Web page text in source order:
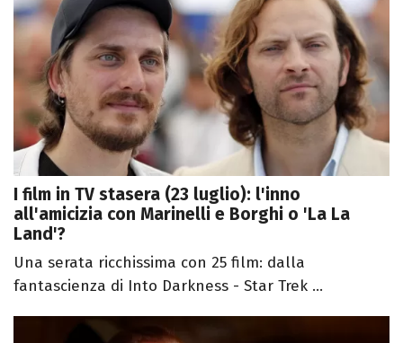
I film in TV stasera (23 luglio): l'inno
all'amicizia con Marinelli e Borghi o 'La La
Land'?
Una serata ricchissima con 25 film: dalla
fantascienza di Into Darkness - Star Trek ...